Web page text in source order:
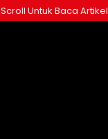
Scroll Untuk Baca Artikel